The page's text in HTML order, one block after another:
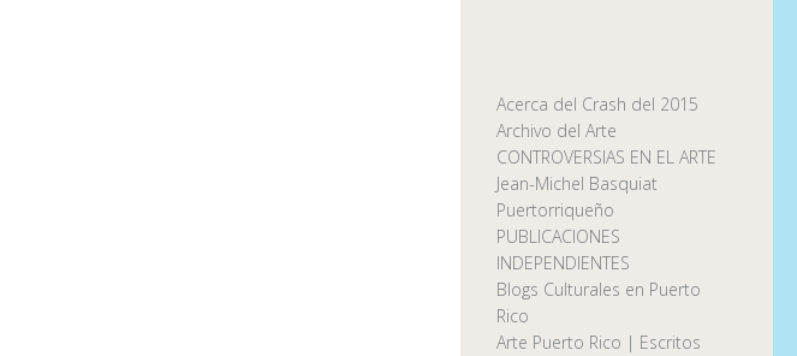
Acerca del Crash del 2015
Archivo del Arte
CONTROVERSIAS EN EL ARTE
Jean-Michel Basquiat
Puertorriqueño
PUBLICACIONES
INDEPENDIENTES
Blogs Culturales en Puerto
Rico
Arte Puerto Rico | Escritos